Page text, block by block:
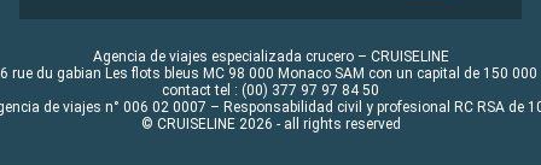
Agencia de viajes especializada crucero – CRUISELINE
rue du gabian Les flots bleus MC 98 000 Monaco SAM con un capital de 150 000
contact tel : (00) 377 97 97 84 50
de viajes n° 006 02 0007 – Responsabilidad civil y profesional RC RSA de
© CRUISELINE 2026 - all rights reserved